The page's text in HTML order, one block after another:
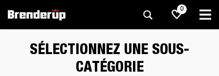
0
SÉLECTIONNEZ UNE SOUS-
CATÉGORIE